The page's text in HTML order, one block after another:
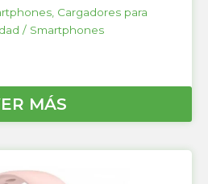
, Cargadores para
/ Smartphones
MÁS